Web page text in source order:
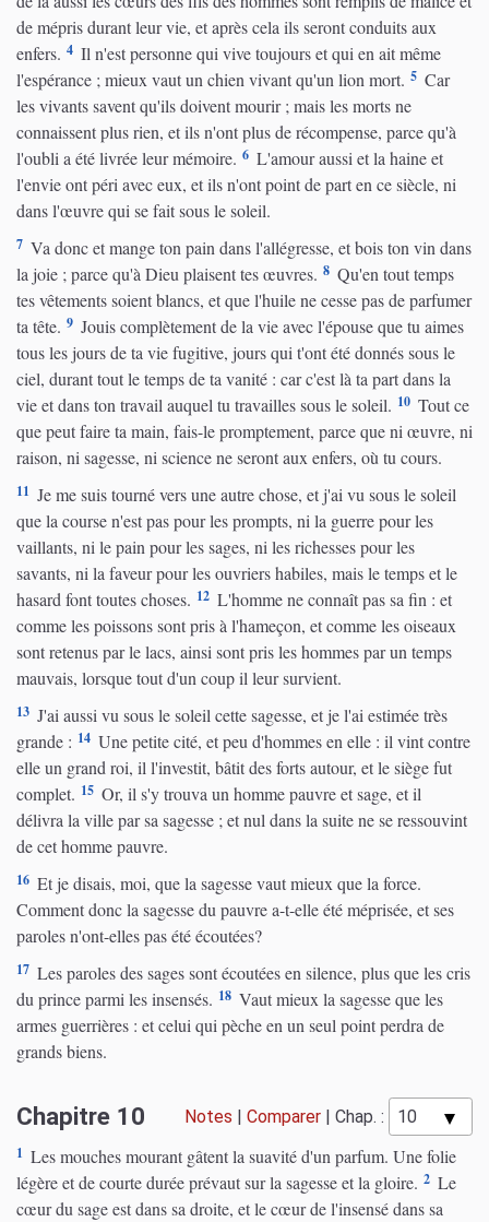
de mépris durant leur vie, et après cela ils seront conduits aux
enfers. 4 Il n'est personne qui vive toujours et qui en ait même
l'espérance ; mieux vaut un chien vivant qu'un lion mort. 5 Car
les vivants savent qu'ils doivent mourir ; mais les morts ne
connaissent plus rien, et ils n'ont plus de récompense, parce qu'à
l'oubli a été livrée leur mémoire. 6 L'amour aussi et la haine et
l'envie ont péri avec eux, et ils n'ont point de part en ce siècle, ni
dans l'œuvre qui se fait sous le soleil.
7 Va donc et mange ton pain dans l'allégresse, et bois ton vin dans
la joie ; parce qu'à Dieu plaisent tes œuvres. 8 Qu'en tout temps
tes vêtements soient blancs, et que l'huile ne cesse pas de parfumer
ta tête. 9 Jouis complètement de la vie avec l'épouse que tu aimes
tous les jours de ta vie fugitive, jours qui t'ont été donnés sous le
ciel, durant tout le temps de ta vanité : car c'est là ta part dans la
vie et dans ton travail auquel tu travailles sous le soleil. 10 Tout ce
que peut faire ta main, fais-le promptement, parce que ni œuvre, ni
raison, ni sagesse, ni science ne seront aux enfers, où tu cours.
11 Je me suis tourné vers une autre chose, et j'ai vu sous le soleil
que la course n'est pas pour les prompts, ni la guerre pour les
vaillants, ni le pain pour les sages, ni les richesses pour les
savants, ni la faveur pour les ouvriers habiles, mais le temps et le
hasard font toutes choses. 12 L'homme ne connaît pas sa fin : et
comme les poissons sont pris à l'hameçon, et comme les oiseaux
sont retenus par le lacs, ainsi sont pris les hommes par un temps
mauvais, lorsque tout d'un coup il leur survient.
13 J'ai aussi vu sous le soleil cette sagesse, et je l'ai estimée très
grande : 14 Une petite cité, et peu d'hommes en elle : il vint contre
elle un grand roi, il l'investit, bâtit des forts autour, et le siège fut
complet. 15 Or, il s'y trouva un homme pauvre et sage, et il
délivra la ville par sa sagesse ; et nul dans la suite ne se ressouvint
de cet homme pauvre.
16 Et je disais, moi, que la sagesse vaut mieux que la force.
Comment donc la sagesse du pauvre a-t-elle été méprisée, et ses
paroles n'ont-elles pas été écoutées?
17 Les paroles des sages sont écoutées en silence, plus que les cris
du prince parmi les insensés. 18 Vaut mieux la sagesse que les
armes guerrières : et celui qui pèche en un seul point perdra de
grands biens.
Chapitre 10 Notes | Comparer | Chap. :
1 Les mouches mourant gâtent la suavité d'un parfum. Une folie
légère et de courte durée prévaut sur la sagesse et la gloire. 2 Le
cœur du sage est dans sa droite, et le cœur de l'insensé dans sa